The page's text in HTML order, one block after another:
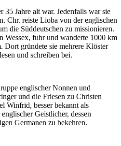
35 Jahre alt war. Jedenfalls war sie
Chr. reiste Lioba von der englischen
die Süddeutschen zu missionieren.
Wessex, fuhr und wanderte 1000 km
Dort gründete sie mehrere Klöster
und schreiben bei.
englischer Nonnen und
und die Friesen zu Christen
Winfrid, besser bekannt als
Geistlicher, dessen
Germanen zu bekehren.